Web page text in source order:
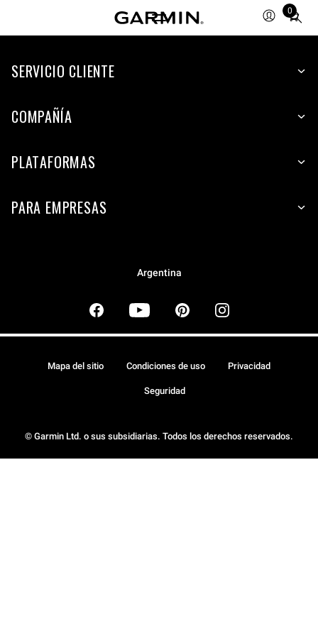
0
Total
items
cart:
SERVICIO CLIENTE
COMPAÑÍA
PLATAFORMAS
PARA EMPRESAS
Argentina
© Garmin Ltd. o sus subsidiarias. Todos los derechos reservados.
Mapa del sitio Condiciones de uso Privacidad
Seguridad